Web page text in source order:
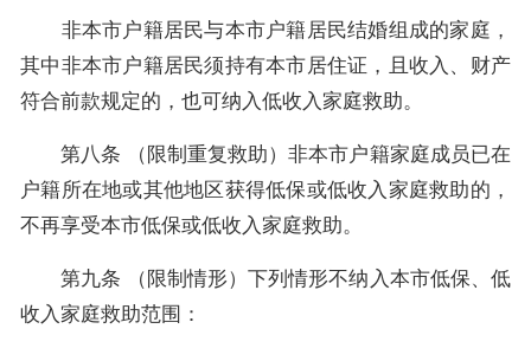
非本市户籍居民与本市户籍居民结婚组成的家庭，
其中非本市户籍居民须持有本市居住证，且收入、财产
符合前款规定的，也可纳入低收入家庭救助。
第八条 （限制重复救助）非本市户籍家庭成员已在
户籍所在地或其他地区获得低保或低收入家庭救助的，
不再享受本市低保或低收入家庭救助。
第九条 （限制情形）下列情形不纳入本市低保、低
收入家庭救助范围：